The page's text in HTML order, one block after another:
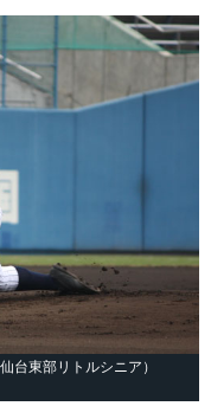
台東部リトルシニア）